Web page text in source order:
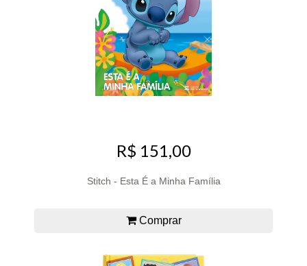
R$ 151,00
Stitch - Esta É a Minha Família
Comprar